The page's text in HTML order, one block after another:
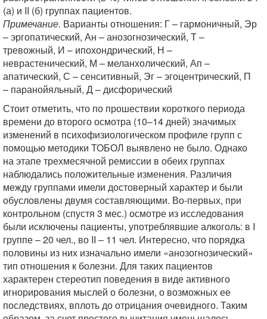
(а) и II (б) группах пациентов.
Примечание. Варианты отношения: Г – гармоничный, Эр
– эргопатический, Ан – анозогнозический, Т –
тревожный, И – ипохондрический, Н –
неврастенический, М – меланхолический, Ап –
апатический, С – сенситивный, Эг – эгоцентрический, П
– паранойяльный, Д – дисфорический
Стоит отметить, что по прошествии короткого периода
времени до второго осмотра (10–14 дней) значимых
изменений в психофизиологическом профиле групп с
помощью методики ТОБОЛ выявлено не было. Однако
на этапе трехмесячной ремиссии в обеих группах
наблюдались положительные изменения. Различия
между группами имели достоверный характер и были
обусловлены двумя составляющими. Во-первых, при
контрольном (спустя 3 мес.) осмотре из исследования
были исключены пациенты, употреблявшие алкоголь: в I
группе – 20 чел., во II – 11 чел. Интересно, что порядка
половины из них изначально имели «анозогнозический»
тип отношения к болезни. Для таких пациентов
характерен стереотип поведения в виде активного
игнорирования мыслей о болезни, о возможных ее
последствиях, вплоть до отрицания очевидного. Таким